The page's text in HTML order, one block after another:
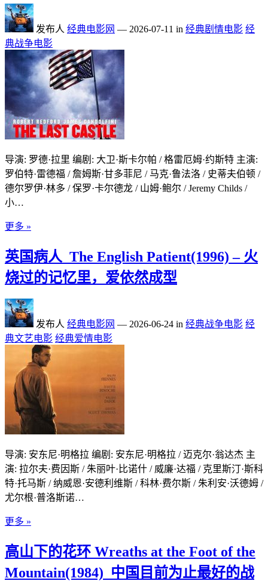
发布人 经典电影网 — 2026-07-11 in 经典剧情电影 经
典战争电影
导演: 罗德·拉里 编剧: 大卫·斯卡尔帕 / 格雷厄姆·约斯特 主演:
罗伯特·雷德福 / 詹姆斯·甘多菲尼 / 马克·鲁法洛 / 史蒂夫伯顿 /
德尔罗伊·林多 / 保罗·卡尔德龙 / 山姆·鲍尔 / Jeremy Childs /
小…
更多 »
英国病人_The English Patient(1996) – 火
烧过的记忆里，爱依然成型
发布人 经典电影网 — 2026-06-24 in 经典战争电影 经
典文艺电影 经典爱情电影
导演: 安东尼·明格拉 编剧: 安东尼·明格拉 / 迈克尔·翁达杰 主
演: 拉尔夫·费因斯 / 朱丽叶·比诺什 / 威廉·达福 / 克里斯汀·斯科
特·托马斯 / 纳威恩·安德利维斯 / 科林·费尔斯 / 朱利安·沃德姆 /
尤尔根·普洛斯诺…
更多 »
高山下的花环 Wreaths at the Foot of the
Mountain(1984)_中国目前为止最好的战